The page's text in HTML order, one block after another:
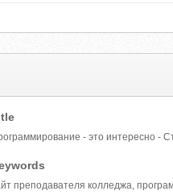
- это интересно -
преподавателя колледжа,